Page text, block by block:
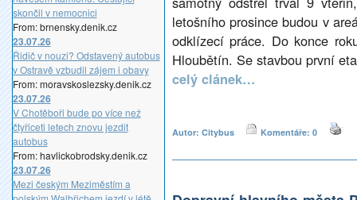
skončil v nemocnici
From: brnensky.denik.cz
23.07.26
Řidič v nouzi? Odstavený autobus
v Ostravě vzbudil zájem i obavy
From: moravskoslezsky.denik.cz
23.07.26
V Chotěboři bude po více než
čtyřiceti letech znovu jezdit
autobus
From: havlickobrodsky.denik.cz
23.07.26
Mezi českým Meziměstím a
letošního prosince budou v
odklízecí práce. Do konce
Hloubětín. Se stavbou první
celý clánek…
Autor: Citybus Komentáře: 0